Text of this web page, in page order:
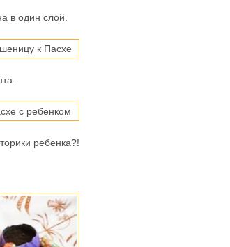
в один слой.
ребенка?!